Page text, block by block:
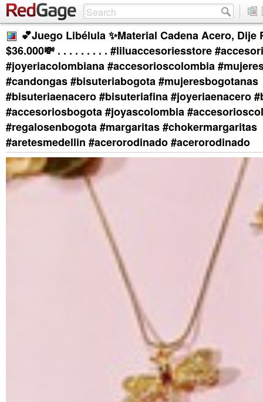
💕Juego Libélula ✨Material Cadena Acero, Dije
$36.000💸 . . . . . . . . . #liluaccesoriesstore
#joyeriacolombiana #accesorioscolombia
#candongas #bisuteriabogota #mujeresbogotanas
#bisuteriaenacero #bisuteriafina #joyeriaenacero
#accesoriosbogota #joyascolombia
#regalosenbogota #margaritas #chokermargaritas
#aretesmedellin #acerorodinado #acerorodinado